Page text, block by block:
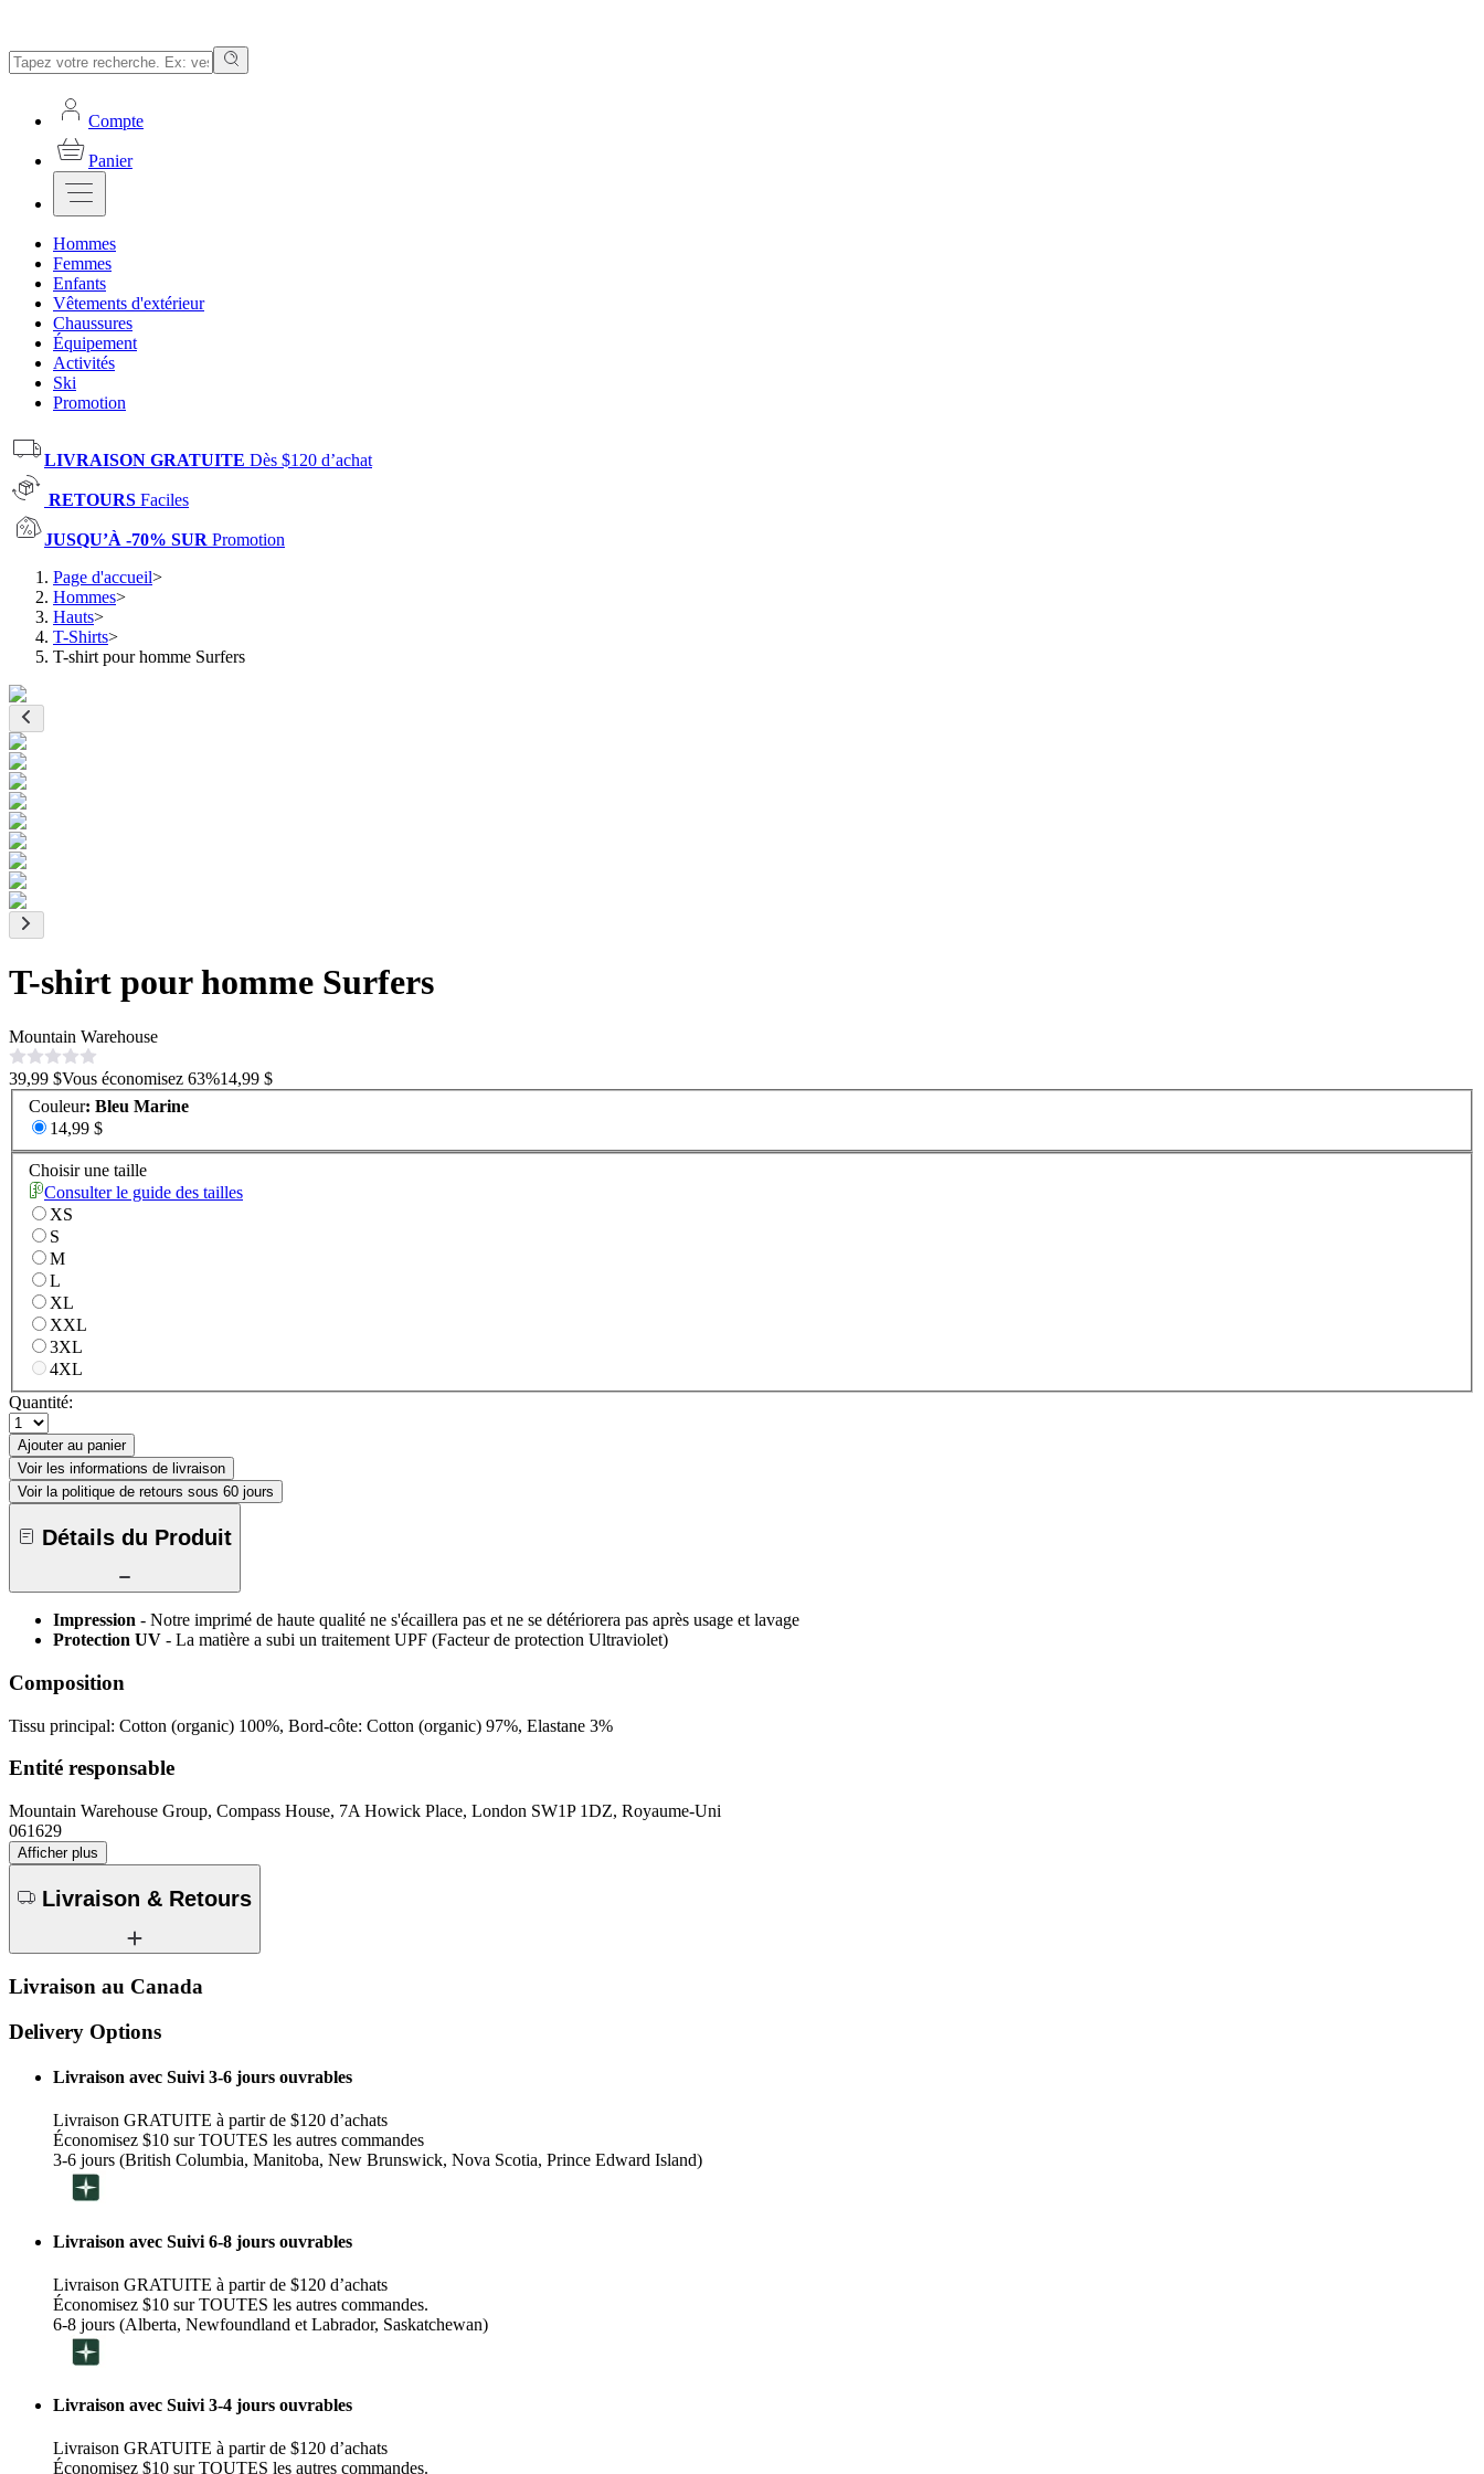
Compte
Panier
Hommes
Femmes
Enfants
Vêtements d'extérieur
Chaussures
Équipement
Activités
Ski
Promotion
LIVRAISON GRATUITE Dès $120 d’achat
RETOURS Faciles
JUSQU’À -70% SUR Promotion
Page d'accueil>
Hommes>
Hauts>
T-Shirts>
T-shirt pour homme Surfers
T-shirt pour homme Surfers
Mountain Warehouse
39,99 $Vous économisez 63%14,99 $
Couleur: Bleu Marine
14,99 $
Choisir une taille
Consulter le guide des tailles
XS
S
M
L
XL
XXL
3XL
4XL
Quantité:
Ajouter au panier
Voir les informations de livraison
Voir la politique de retours sous 60 jours
Détails du Produit
Impression - Notre imprimé de haute qualité ne s'écaillera pas et ne se détériorera pas après usage et lavage
Protection UV - La matière a subi un traitement UPF (Facteur de protection Ultraviolet)
Composition
Tissu principal: Cotton (organic) 100%, Bord-côte: Cotton (organic) 97%, Elastane 3%
Entité responsable
Mountain Warehouse Group, Compass House, 7A Howick Place, London SW1P 1DZ, Royaume-Uni
061629
Afficher plus
Livraison & Retours
Livraison au Canada
Delivery Options
Livraison avec Suivi 3-6 jours ouvrables
Livraison GRATUITE à partir de $120 d’achats
Économisez $10 sur TOUTES les autres commandes
3-6 jours (British Columbia, Manitoba, New Brunswick, Nova Scotia, Prince Edward Island)
Livraison avec Suivi 6-8 jours ouvrables
Livraison GRATUITE à partir de $120 d’achats
Économisez $10 sur TOUTES les autres commandes.
6-8 jours (Alberta, Newfoundland et Labrador, Saskatchewan)
Livraison avec Suivi 3-4 jours ouvrables
Livraison GRATUITE à partir de $120 d’achats
Économisez $10 sur TOUTES les autres commandes.